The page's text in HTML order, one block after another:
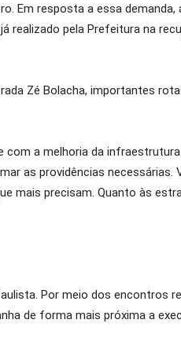
Em resposta a essa demanda,
realizado pela Prefeitura na
Zé Bolacha, importantes
com a melhoria da
as providências necessárias.
mais precisam. Quanto às
Por meio dos encontros
de forma mais próxima a